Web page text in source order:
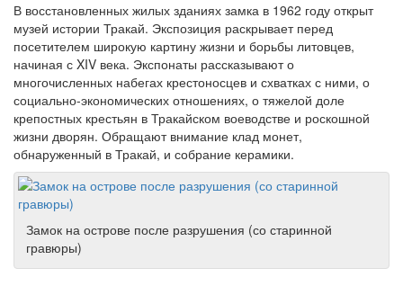
В восстановленных жилых зданиях замка в 1962 году открыт
музей истории Тракай. Экспозиция раскрывает перед
посетителем широкую картину жизни и борьбы литовцев,
начиная с XIV века. Экспонаты рассказывают о
многочисленных набегах крестоносцев и схватках с ними, о
социально-экономических отношениях, о тяжелой доле
крепостных крестьян в Тракайском воеводстве и роскошной
жизни дворян. Обращают внимание клад монет,
обнаруженный в Тракай, и собрание керамики.
Замок на острове после разрушения (со старинной
гравюры)